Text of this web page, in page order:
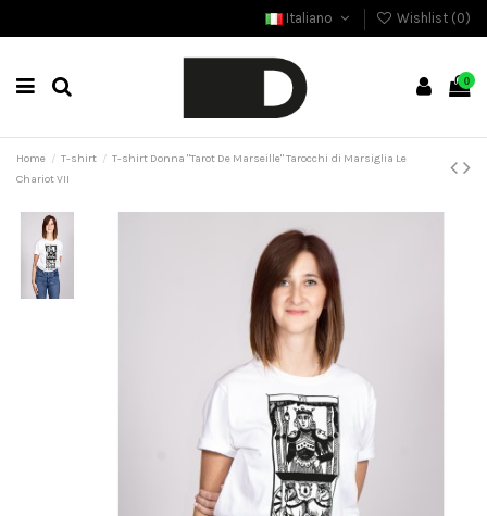
Italiano Wishlist (0)
0
Home T-shirt
T-shirt Donna "Tarot De Marseille" Tarocchi di Marsiglia Le
Chariot VII